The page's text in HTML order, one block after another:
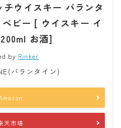
ウイスキー バランタ
ビー [ ウイスキー イ
お酒]
by Rinker
バランタイン)
天市場